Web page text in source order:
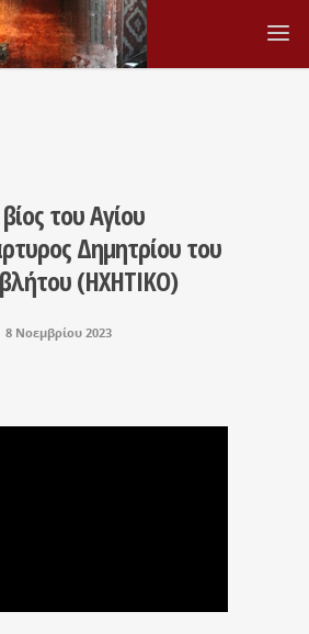
του Αγίου
Δημητρίου του
(HXHTIKO)
8 Νοεμβρίου 2023